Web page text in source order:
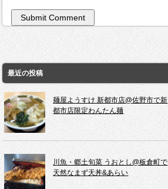
最近の投稿
麺屋ようすけ 新都市店@佐野市で新
都市店限定わんたん麺
川魚・郷土旬菜 うおとし@板倉町で
天然なまず天丼&あらい